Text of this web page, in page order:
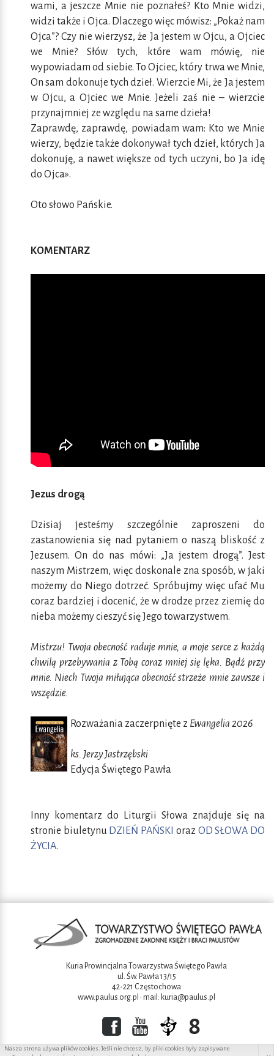
wami, a jeszcze Mnie nie poznałeś? Kto Mnie widzi,
widzi także i Ojca. Dlaczego więc mówisz: „Pokaż nam
Ojca”? Czy nie wierzysz, że Ja jestem w Ojcu, a Ojciec
we Mnie? Słów tych, które wam mówię, nie
wypowiadam od siebie. To Ojciec, który trwa we Mnie,
On sam dokonuje tych dzieł. Wierzcie Mi, że Ja jestem
w Ojcu, a Ojciec we Mnie. Jeżeli zaś nie – wierzcie
przynajmniej ze względu na same dzieła!
Zaprawdę, zaprawdę, powiadam wam: Kto we Mnie
wierzy, będzie także dokonywał tych dzieł, których Ja
dokonuję, a nawet większe od tych uczyni, bo Ja idę
do Ojca».
Oto słowo Pańskie.
KOMENTARZ
Jezus drogą
Dzisiaj jesteśmy szczególnie zaproszeni do
zastanowienia się nad pytaniem o naszą bliskość z
Jezusem. On do nas mówi: „Ja jestem drogą”. Jest
naszym Mistrzem, więc doskonale zna sposób, w jaki
możemy do Niego dotrzeć. Spróbujmy więc ufać Mu
coraz bardziej i docenić, że w drodze przez ziemię do
nieba możemy cieszyć się Jego towarzystwem.
Mistrzu! Twoja obecność raduje mnie, a moje serce z każdą
chwilą przebywania z Tobą coraz mniej się lęka. Bądź przy
mnie. Niech Twoja miłująca obecność strzeże mnie zawsze i
wszędzie.
Rozważania zaczerpnięte z Ewangelia 2026
ks. Jerzy Jastrzębski
Edycja Świętego Pawła
Inny komentarz do Liturgii Słowa znajduje się na
stronie biuletynu DZIEŃ PAŃSKI oraz OD SŁOWA DO
ŻYCIA.
Kuria Prowincjalna Towarzystwa Świętego Pawła
ul. Św. Pawła 13/15
42-221 Częstochowa
www.paulus.org.pl • mail: kuria@paulus.pl
Nasza strona używa plików cookies. Jeśli nie chcesz, by pliki cookies były zapisywane